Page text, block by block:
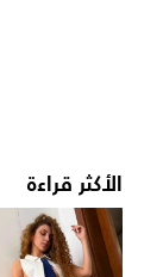
الأكثر قراءة